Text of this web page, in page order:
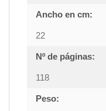
Ancho en cm:
22
Nº de páginas:
118
Peso: